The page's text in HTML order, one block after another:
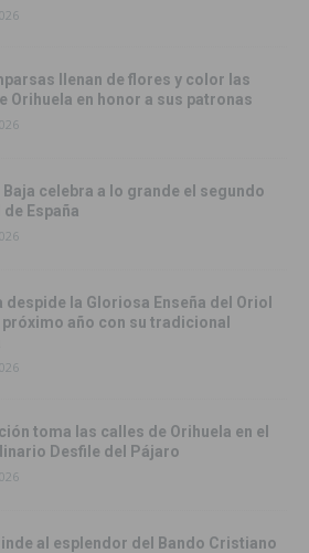
llenan de flores y color las
Orihuela en honor a sus patronas
Baja celebra a lo grande el segundo
España
despide la Gloriosa Enseña del Oriol
próximo año con su tradicional
toma las calles de Orihuela en el
Desfile del Pájaro
al esplendor del Bando Cristiano